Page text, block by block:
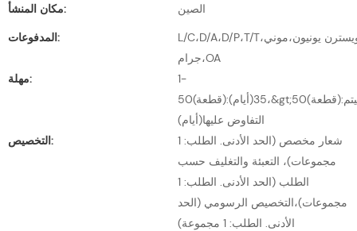
مكان المنشأ:
الصين
المدفوعات:
L/C،D/A،D/P،T/T،ويسترن يونيون،موني
جرام،OA
مهلة:
1-
50(قطعة):35(أيام)،&gt;50(قطعة):سيتم
التفاوض عليها(أيام)
التخصيص:
شعار مخصص (الحد الأدنى. الطلب: 1
مجموعات)، التعبئة والتغليف حسب
الطلب (الحد الأدنى. الطلب: 1
مجموعات)،التخصيص الرسومي (الحد
الأدنى. الطلب: 1 مجموعة)